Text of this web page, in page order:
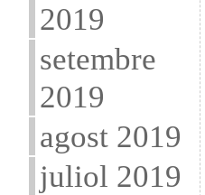
2019
setembre
2019
agost 2019
juliol 2019